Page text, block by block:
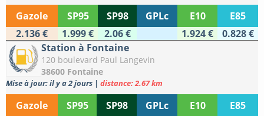
Gazole SP95 SP98 GPLc E10
E85
2.136 €
1.999 € 2.06 € 1.924 €
0.828 €
Station à Fontaine
120 boulevard Paul Langevin
38600 Fontaine
Mise à jour: il y a 2 jours | distance: 2.67 km
Gazole SP95 SP98 GPLc E10
E85